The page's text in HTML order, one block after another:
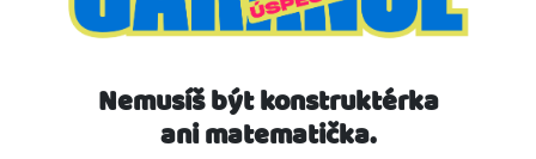
Nemusíš být konstruktérka
ani matematička.